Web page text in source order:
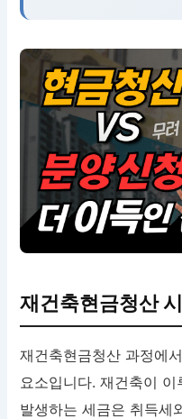
재건축현금청산
재건축현금청산 과정에
요소입니다. 재건축이
발생하는 세금은 취득세